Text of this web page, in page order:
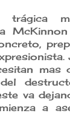
trágica
mas
va
a